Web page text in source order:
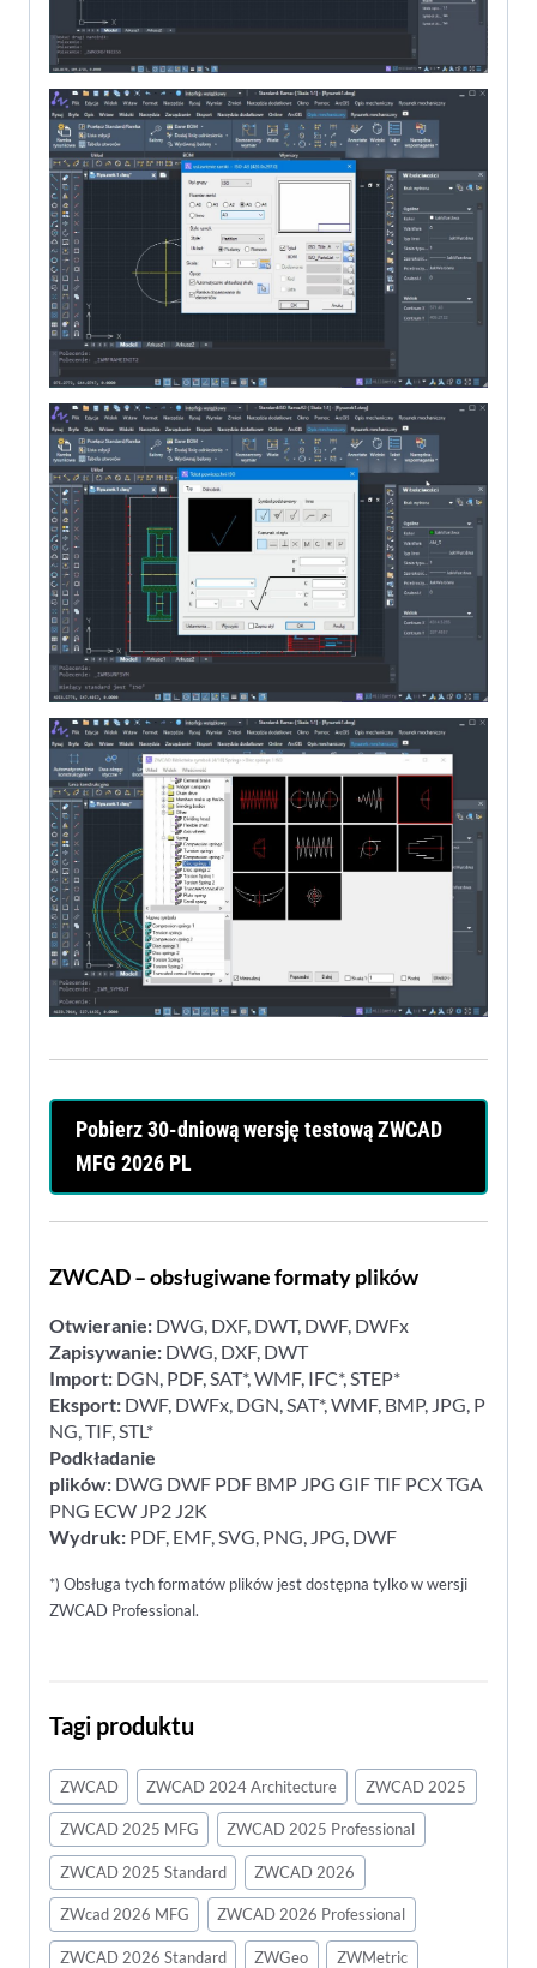
Pobierz 30-dniową wersję testową ZWCAD
MFG 2026 PL
ZWCAD – obsługiwane formaty plików
Otwieranie: DWG, DXF, DWT, DWF, DWFx
Zapisywanie: DWG, DXF, DWT
Import: DGN, PDF, SAT*, WMF, IFC*, STEP*
Eksport: DWF, DWFx, DGN, SAT*, WMF, BMP, JPG, P
NG, TIF, STL*
Podkładanie
plików: DWG DWF PDF BMP JPG GIF TIF PCX TGA
PNG ECW JP2 J2K
Wydruk: PDF, EMF, SVG, PNG, JPG, DWF
*) Obsługa tych formatów plików jest dostępna tylko w wersji
ZWCAD Professional.
Tagi produktu
ZWCAD ZWCAD 2024 Architecture ZWCAD 2025
ZWCAD 2025 MFG ZWCAD 2025 Professional
ZWCAD 2025 Standard ZWCAD 2026
ZWcad 2026 MFG ZWCAD 2026 Professional
ZWCAD 2026 Standard ZWGeo ZWMetric